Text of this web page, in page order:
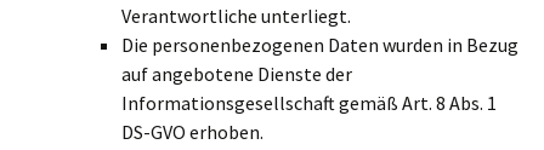
Verantwortliche unterliegt.
Die personenbezogenen Daten wurden in Bezug
auf angebotene Dienste der
Informationsgesellschaft gemäß Art. 8 Abs. 1
DS-GVO erhoben.